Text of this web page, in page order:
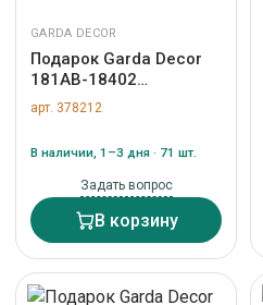
GARDA DECOR
Подарок Garda Decor
181AB-18402
Полотенце Соло
хлопок крем 100*150
арт. 378212
В наличии, 1–3 дня · 71 шт.
Задать вопрос
В корзину